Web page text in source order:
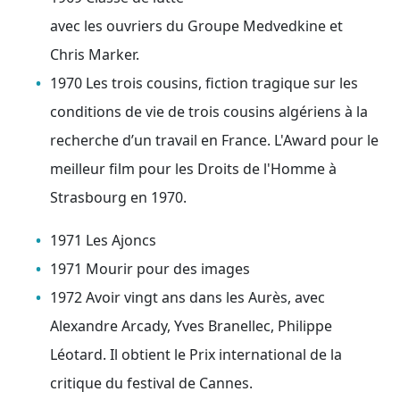
avec les ouvriers du Groupe Medvedkine et
Chris Marker.
1970 Les trois cousins, fiction tragique sur les
conditions de vie de trois cousins algériens à la
recherche d’un travail en France. L'Award pour le
meilleur film pour les Droits de l'Homme à
Strasbourg en 1970.
1971 Les Ajoncs
1971 Mourir pour des images
1972 Avoir vingt ans dans les Aurès, avec
Alexandre Arcady, Yves Branellec, Philippe
Léotard. Il obtient le Prix international de la
critique du festival de Cannes.